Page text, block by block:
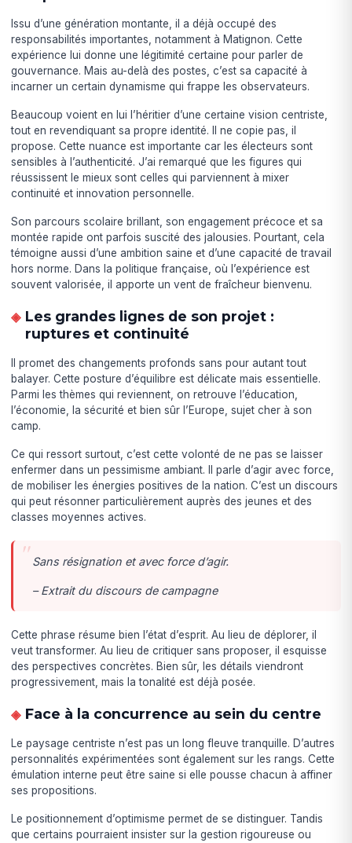
Issu d’une génération montante, il a déjà occupé des
responsabilités importantes, notamment à Matignon. Cette
expérience lui donne une légitimité certaine pour parler de
gouvernance. Mais au-delà des postes, c’est sa capacité à
incarner un certain dynamisme qui frappe les observateurs.
Beaucoup voient en lui l’héritier d’une certaine vision centriste,
tout en revendiquant sa propre identité. Il ne copie pas, il
propose. Cette nuance est importante car les électeurs sont
sensibles à l’authenticité. J’ai remarqué que les figures qui
réussissent le mieux sont celles qui parviennent à mixer
continuité et innovation personnelle.
Son parcours scolaire brillant, son engagement précoce et sa
montée rapide ont parfois suscité des jalousies. Pourtant, cela
témoigne aussi d’une ambition saine et d’une capacité de travail
hors norme. Dans la politique française, où l’expérience est
souvent valorisée, il apporte un vent de fraîcheur bienvenu.
Les grandes lignes de son projet :
ruptures et continuité
Il promet des changements profonds sans pour autant tout
balayer. Cette posture d’équilibre est délicate mais essentielle.
Parmi les thèmes qui reviennent, on retrouve l’éducation,
l’économie, la sécurité et bien sûr l’Europe, sujet cher à son
camp.
Ce qui ressort surtout, c’est cette volonté de ne pas se laisser
enfermer dans un pessimisme ambiant. Il parle d’agir avec force,
de mobiliser les énergies positives de la nation. C’est un discours
qui peut résonner particulièrement auprès des jeunes et des
classes moyennes actives.
Sans résignation et avec force d’agir.
– Extrait du discours de campagne
Cette phrase résume bien l’état d’esprit. Au lieu de déplorer, il
veut transformer. Au lieu de critiquer sans proposer, il esquisse
des perspectives concrètes. Bien sûr, les détails viendront
progressivement, mais la tonalité est déjà posée.
Face à la concurrence au sein du centre
Le paysage centriste n’est pas un long fleuve tranquille. D’autres
personnalités expérimentées sont également sur les rangs. Cette
émulation interne peut être saine si elle pousse chacun à affiner
ses propositions.
Le positionnement d’optimisme permet de se distinguer. Tandis
que certains pourraient insister sur la gestion rigoureuse ou